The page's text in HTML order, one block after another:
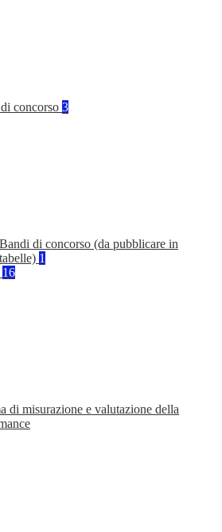
concorso 3
Bandi di concorso (da pubblicare in
tabelle) 1
16
di misurazione e valutazione della